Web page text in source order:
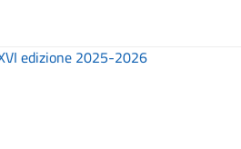
edizione 2025-2026